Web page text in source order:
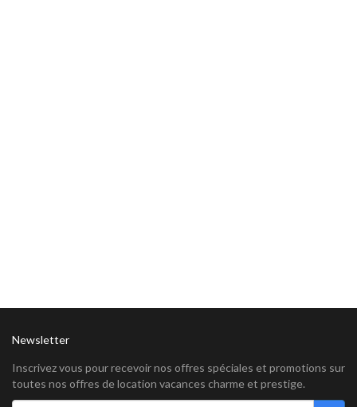
Newsletter
Inscrivez vous pour recevoir nos offres spéciales et promotions sur
toutes nos offres de location vacances charme et prestige.